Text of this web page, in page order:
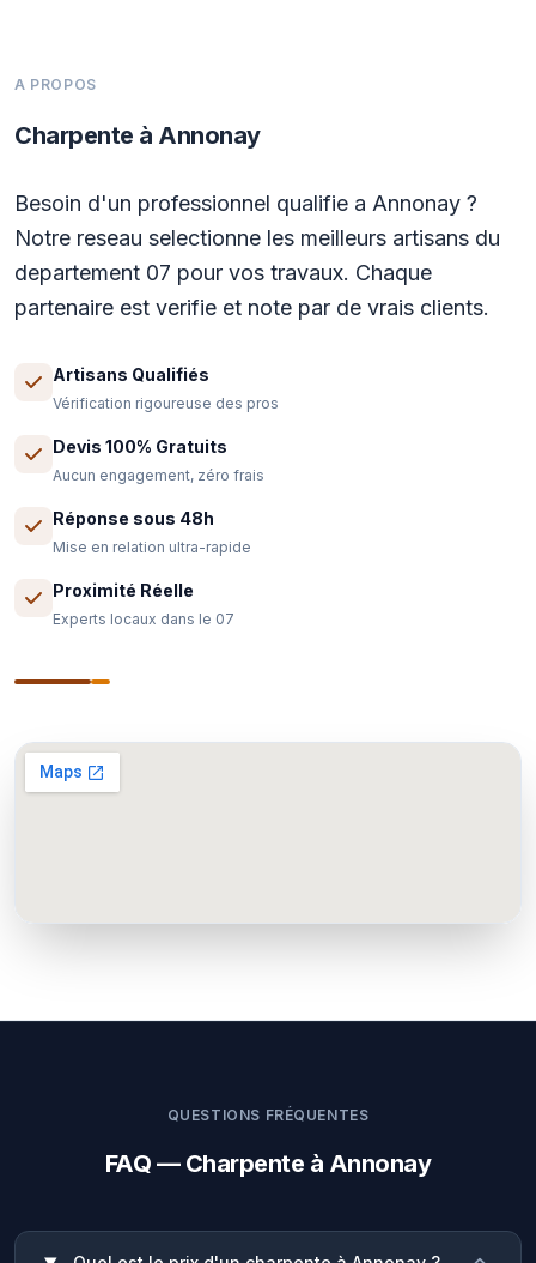
A PROPOS
Charpente à Annonay
Besoin d'un professionnel qualifie a Annonay ?
Notre reseau selectionne les meilleurs artisans du
departement 07 pour vos travaux. Chaque
partenaire est verifie et note par de vrais clients.
Artisans Qualifiés
Vérification rigoureuse des pros
Devis 100% Gratuits
Aucun engagement, zéro frais
Réponse sous 48h
Mise en relation ultra-rapide
Proximité Réelle
Experts locaux dans le 07
QUESTIONS FRÉQUENTES
FAQ — Charpente à Annonay